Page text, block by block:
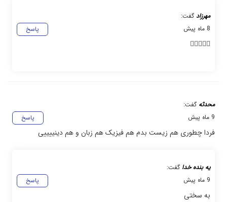
مهرزاد گفت:
پاسخ
8 ماه پیش
👍🏼👍🏼😢
محدثه گفت:
پاسخ
9 ماه پیش
فردا چطوری هم زیست بدم هم فیزیک هم زبان و هم دینییییی
یه بنده خدا گفت:
پاسخ
9 ماه پیش
به سختی